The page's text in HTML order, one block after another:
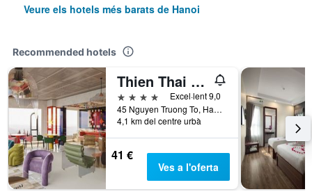
Veure els hotels més barats de Hanoi
Recommended hotels
Thien Thai Hotel & Spa
4 estrelles
Excel·lent 9,0
45 Nguyen Truong To, Hanoi, Vietnam
4,1 km del centre urbà
41 €
Ves a l'oferta